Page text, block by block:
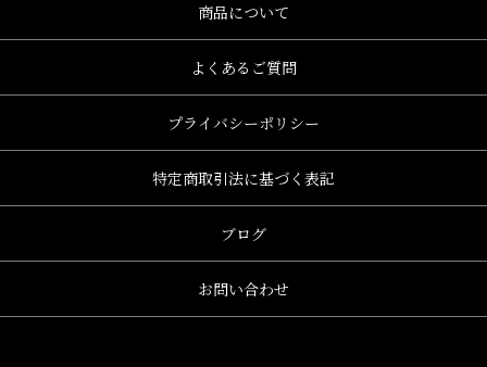
商品について
よくあるご質問
プライバシーポリシー
特定商取引法に基づく表記
ブログ
お問い合わせ